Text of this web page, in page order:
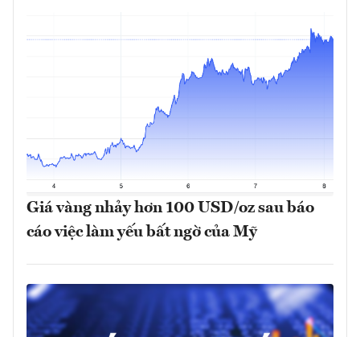
Giá vàng nhảy hơn 100 USD/oz sau báo
cáo việc làm yếu bất ngờ của Mỹ